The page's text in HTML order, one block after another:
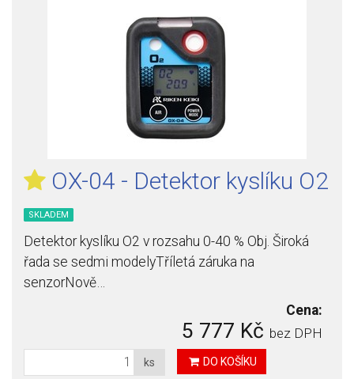
OX-04 - Detektor kyslíku O2
SKLADEM
Detektor kyslíku O2 v rozsahu 0-40 % Obj. Široká
řada se sedmi modelyTříletá záruka na
senzorNově…
Cena:
5 777 Kč bez DPH
ks DO KOŠÍKU